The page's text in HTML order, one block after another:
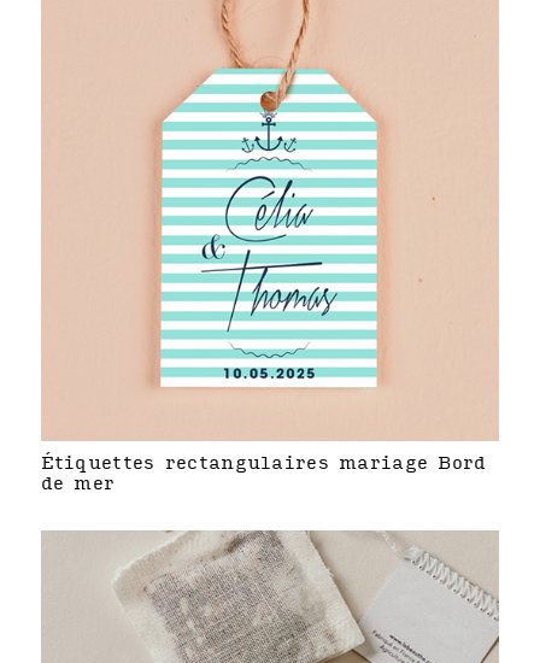
Étiquettes rectangulaires mariage Bord
de mer